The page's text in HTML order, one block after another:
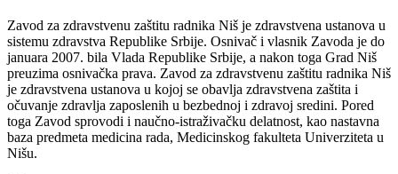
Zavod za zdravstvenu zaštitu radnika Niš je zdravstvena ustanova u
sistemu zdravstva Republike Srbije. Osnivač i vlasnik Zavoda je do
januara 2007. bila Vlada Republike Srbije, a nakon toga Grad Niš
preuzima osnivačka prava. Zavod za zdravstvenu zaštitu radnika Niš
je zdravstvena ustanova u kojoj se obavlja zdravstvena zaštita i
očuvanje zdravlja zaposlenih u bezbednoj i zdravoj sredini. Pored
toga Zavod sprovodi i naučno-istraživačku delatnost, kao nastavna
baza predmeta medicina rada, Medicinskog fakulteta Univerziteta u
Nišu.